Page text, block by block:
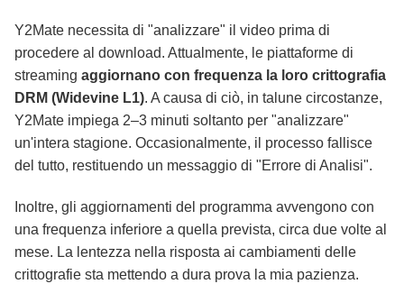
Y2Mate necessita di "analizzare" il video prima di
procedere al download. Attualmente, le piattaforme di
streaming aggiornano con frequenza la loro crittografia
DRM (Widevine L1). A causa di ciò, in talune circostanze,
Y2Mate impiega 2–3 minuti soltanto per "analizzare"
un'intera stagione. Occasionalmente, il processo fallisce
del tutto, restituendo un messaggio di "Errore di Analisi".
Inoltre, gli aggiornamenti del programma avvengono con
una frequenza inferiore a quella prevista, circa due volte al
mese. La lentezza nella risposta ai cambiamenti delle
crittografie sta mettendo a dura prova la mia pazienza.